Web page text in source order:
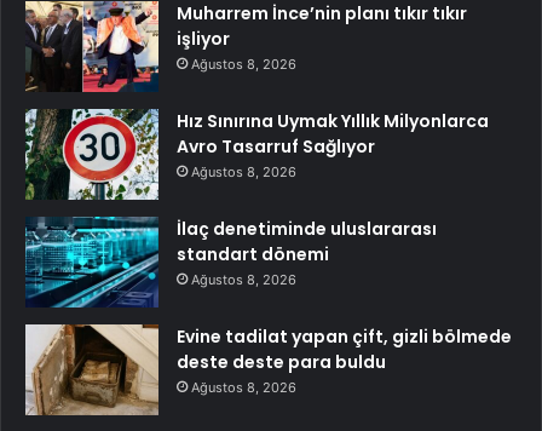
Muharrem İnce’nin planı tıkır tıkır
işliyor
Ağustos 8, 2026
Hız Sınırına Uymak Yıllık Milyonlarca
Avro Tasarruf Sağlıyor
Ağustos 8, 2026
İlaç denetiminde uluslararası
standart dönemi
Ağustos 8, 2026
Evine tadilat yapan çift, gizli bölmede
deste deste para buldu
Ağustos 8, 2026